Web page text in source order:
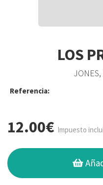
LOS
JONES,
Referencia:
12.00€ Impuesto